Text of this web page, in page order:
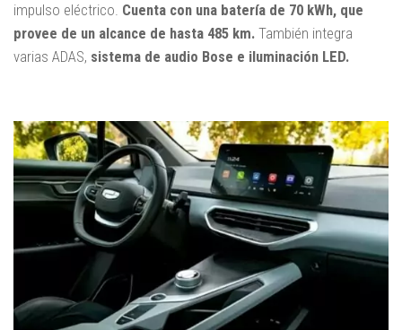
impulso eléctrico. Cuenta con una batería de 70 kWh, que
provee de un alcance de hasta 485 km. También integra
varias ADAS, sistema de audio Bose e iluminación LED.